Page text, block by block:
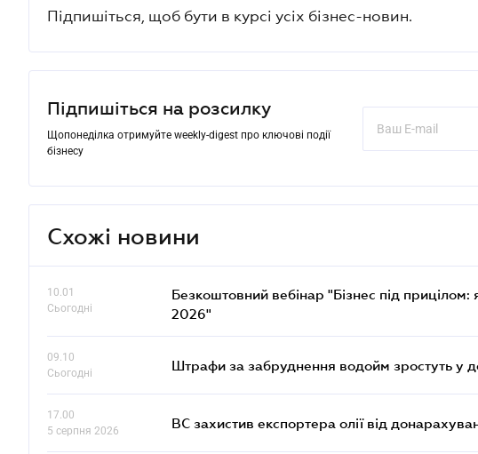
Підпишіться, щоб бути в курсі усіх бізнес-новин.
Підпишіться на розсилку
Щопонеділка отримуйте weekly-digest про ключові події
бізнесу
Схожі новини
10.01
Сьогодні
Безкоштовний вебінар "Бізнес під
2026"
09.10
Сьогодні
Штрафи за забруднення водойм зростуть у
17.00
5 серпня 2026
ВС захистив експортера олії від